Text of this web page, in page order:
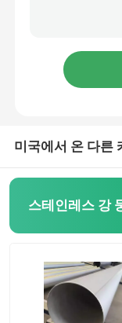
구리 스트립 명
양철
다른 합금 금속
미국에서 온 다른
스테인레스 강